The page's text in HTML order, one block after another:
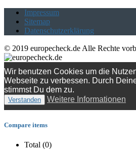
Impressum
Sitemap
Datenschutzerklärung
© 2019 europecheck.de Alle Rechte
Wir benutzen Cookies um die
Webseite zu verbessen. Durch
stimmst Du dem zu.
Verstanden Weitere Informationen
Compare items
Total (0)